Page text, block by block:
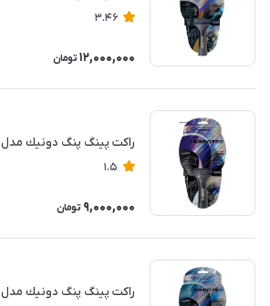
3.46
12,000,000 تومان
راكت پينگ پنگ دونيك مدل Carbotec LEVEL 900
1.5
9,000,000 تومان
راكت پينگ پنگ دونيك مدل Carbotec LEVEL 3000